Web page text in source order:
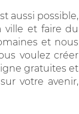
aussi possible,
ville et faire du
et nous
voulez créer
gratuites et
votre avenir,